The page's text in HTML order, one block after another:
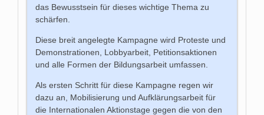
das Bewusstsein für dieses wichtige Thema zu
schärfen.
Diese breit angelegte Kampagne wird Proteste und
Demonstrationen, Lobbyarbeit, Petitionsaktionen
und alle Formen der Bildungsarbeit umfassen.
Als ersten Schritt für diese Kampagne regen wir
dazu an, Mobilisierung und Aufklärungsarbeit für
die Internationalen Aktionstage gegen die von den